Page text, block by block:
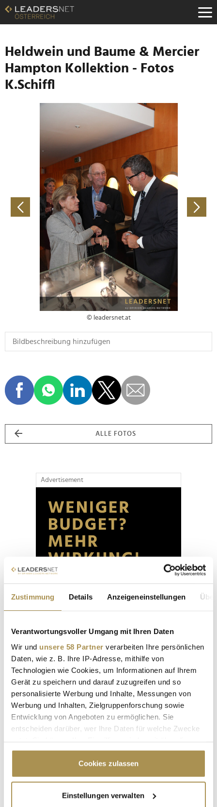
Zustimmung Details Anzeigeneinstellungen
Verantwortungsvoller Umgang mit Ihren Daten
Wir und unsere 58 Partner verarbeiten Ihre persönlichen
Daten, wie z. B. Ihre IP-Adresse, mithilfe von
Technologien wie Cookies, um Informationen auf Ihrem
Gerät zu speichern und darauf zuzugreifen und so
personalisierte Werbung und Inhalte, Messungen von
Werbung und Inhalten, Zielgruppenforschung sowie
Entwicklung von Angeboten zu ermöglichen. Sie
entscheiden darüber, wer Ihre Daten für welche Zwecke
Cookie-Erklärung oder durch Klicken auf das Privacy
Trigger Symbol ändern oder widerrufen
Informationen über Ihre geografische Lage
Cookies zulassen
Einstellungen verwalten
Zum
Inhalt
Zur
Navigation
Zur
Hauptnavigation
Heldwein und Baume & Mercier
Hampton Kollektion - Fotos
K.Schiffl
© leadersnet.at
ALLE FOTOS
Advertisement